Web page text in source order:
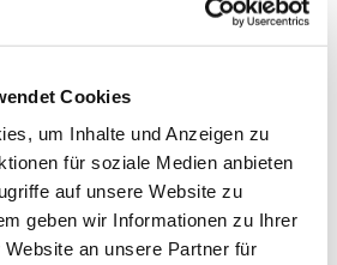
Cookies
um Inhalte und Anzeigen zu
für soziale Medien anbieten
auf unsere Website zu
geben wir Informationen zu Ihrer
an unsere Partner für